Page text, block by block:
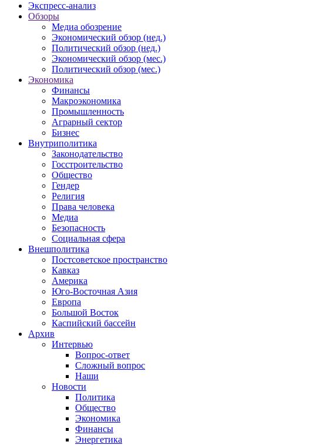
Экспресс-анализ
Обзоры
Медиа обозрение
Экономический обзор (нед.)
Политический обзор (нед.)
Экономический обзор (мес.)
Политический обзор (мес.)
Экономика
Финансы
Макроэкономика
Промышленность
Аграрный сектор
Бизнес
Внутриполитика
Законодательство
Госстроительство
Общество
Гендер
Религия
Права человека
Медиа
Безопасность
Социальная сфера
Внешполитика
Постсоветское пространство
Кавказ
Америка
Юго-Восточная Азия
Европа
Большой Восток
Каспийский бассейн
Архив
Интервью
Вопрос-ответ
Сложный вопрос
Наши
Новости
Политика
Общество
Экономика
Финансы
Энергетика